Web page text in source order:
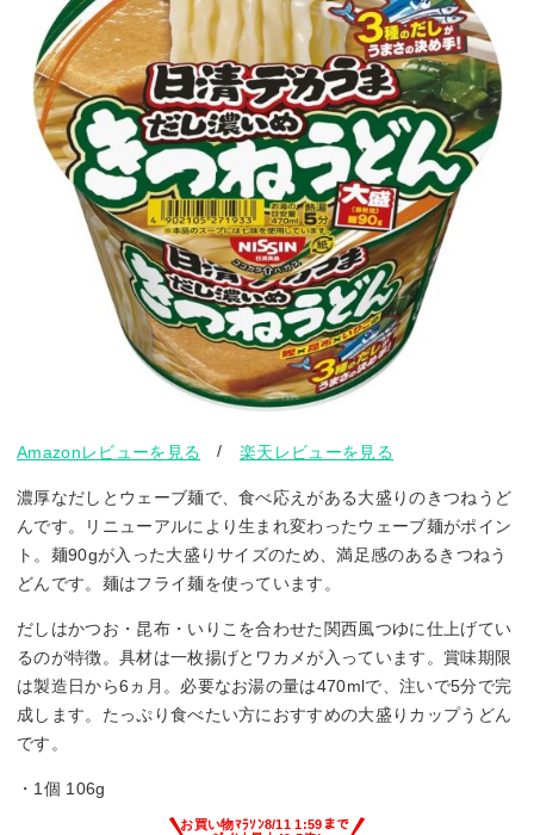
Amazonレビューを見る /楽天レビューを見る
濃厚なだしとウェーブ麺で、食べ応えがある大盛りのきつねうど
んです。リニューアルにより生まれ変わったウェーブ麺がポイン
ト。麺90gが入った大盛りサイズのため、満足感のあるきつねう
どんです。麺はフライ麺を使っています。
だしはかつお・昆布・いりこを合わせた関西風つゆに仕上げてい
るのが特徴。具材は一枚揚げとワカメが入っています。賞味期限
は製造日から6ヵ月。必要なお湯の量は470mlで、注いで5分で完
成します。たっぷり食べたい方におすすめの大盛りカップうどん
です。
・1個 106g